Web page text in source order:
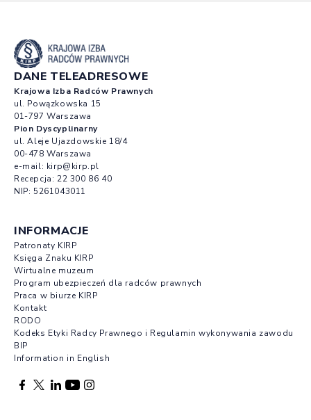
DANE TELEADRESOWE
Krajowa Izba Radców Prawnych
ul. Powązkowska 15
01-797 Warszawa
Pion Dyscyplinarny
ul. Aleje Ujazdowskie 18/4
00-478 Warszawa
e-mail: kirp@kirp.pl
Recepcja: 22 300 86 40
NIP: 5261043011
INFORMACJE
Patronaty KIRP
Księga Znaku KIRP
Wirtualne muzeum
Program ubezpieczeń dla radców prawnych
Praca w biurze KIRP
Kontakt
RODO
Kodeks Etyki Radcy Prawnego i Regulamin wykonywania zawodu
BIP
Information in English
Facebook otwierany w nowej karcie
Profil X otwierany w nowej karcie
Profil LinkedIn otwierany w nowej karcie
Profil YouTube otwierany w nowej karcie
Profil Instagram otwierany w nowej karcie